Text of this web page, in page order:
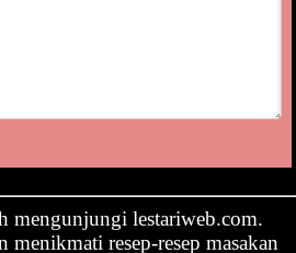
mengunjungi lestariweb.com.
menikmati resep-resep masakan